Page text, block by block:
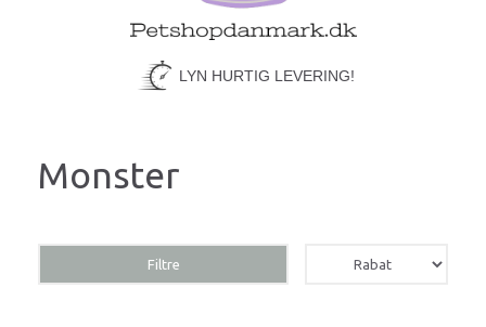
FRAGT KUN 39,-
LYN HURTIG LEVERING!
Monster
Filtre